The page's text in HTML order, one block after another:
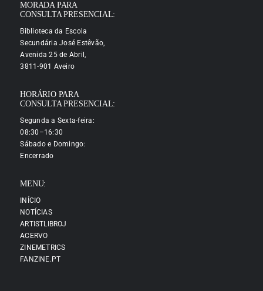
MORADA PARA
CONSULTA PRESENCIAL:
Biblioteca da Escola
Secundária José Estêvão,
Avenida 25 de Abril,
3811-901 Aveiro
HORÁRIO PARA
CONSULTA PRESENCIAL:
Segunda a Sexta-feira:
08:30–16:30
Sábado e Domingo:
Encerrado
MENU:
INÍCIO
NOTÍCIAS
ARTISTLIBROJ
ACERVO
ZINEMETRICS
FANZINE.PT